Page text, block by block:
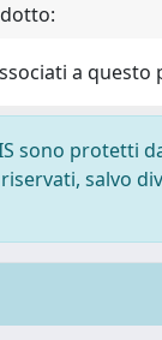
a questo
sono protetti
salvo